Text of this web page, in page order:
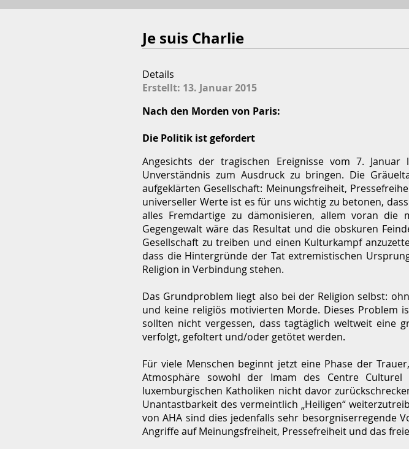
Je suis Charlie
Details
Erstellt: 13. Januar 2015
Nach den Morden von Paris:
Die Politik ist gefordert
Angesichts der tragischen Ereignisse vom 7.
Unverständnis zum Ausdruck zu bringen. Die
aufgeklärten Gesellschaft: Meinungsfreiheit,
universeller Werte ist es für uns wichtig zu betonen,
alles Fremdartige zu dämonisieren, allem voran die
Gegengewalt wäre das Resultat und die obskuren
Gesellschaft zu treiben und einen Kulturkampf
dass die Hintergründe der Tat extremistischen
Religion in Verbindung stehen.
Das Grundproblem liegt also bei der Religion selbst:
und keine religiös motivierten Morde. Dieses Problem
sollten nicht vergessen, dass tagtäglich weltweit eine
verfolgt, gefoltert und/oder getötet werden.
Für viele Menschen beginnt jetzt eine Phase der
Atmosphäre sowohl der Imam des Centre
luxemburgischen Katholiken nicht davor
Unantastbarkeit des vermeintlich „Heiligen“
von AHA sind dies jedenfalls sehr besorgniserregende
Angriffe auf Meinungsfreiheit, Pressefreiheit und das